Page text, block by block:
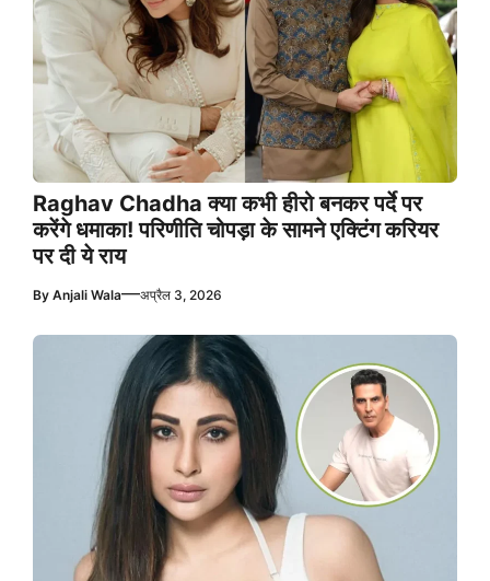
Raghav Chadha क्या कभी हीरो बनकर पर्दे पर
करेंगे धमाका! परिणीति चोपड़ा के सामने एक्टिंग करियर
पर दी ये राय
By Anjali Wala—अप्रैल 3, 2026